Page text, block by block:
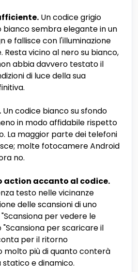
Un codice grigio
bianco sembra elegante in un
e fallisce con l'illuminazione
Resta vicino al nero su bianco,
abbia davvero testato il
di luce della sua
Un codice bianco su sfondo
in modo affidabile rispetto
La maggior parte dei telefoni
molte fotocamere Android
no.
action accanto al codice.
testo nelle vicinanze
delle scansioni di uno
per vedere le
per scaricare il
per il ritorno
molto più di quanto conterà
e dinamico.